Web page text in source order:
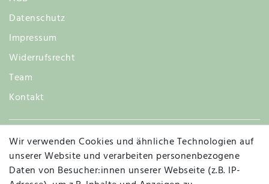
Datenschutz
Impressum
Widerrufsrecht
Team
Kontakt
Widerruf
Wir verwenden Cookies und ähnliche Technologien auf
unserer Website und verarbeiten personenbezogene
Daten von Besucher:innen unserer Webseite (z.B. IP-